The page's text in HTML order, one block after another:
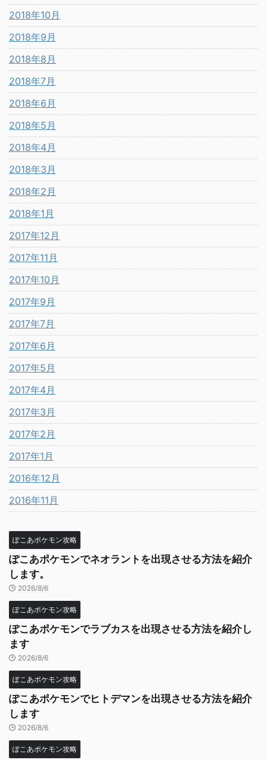
2018年10月
2018年9月
2018年8月
2018年7月
2018年6月
2018年5月
2018年4月
2018年3月
2018年2月
2018年1月
2017年12月
2017年11月
2017年10月
2017年9月
2017年7月
2017年6月
2017年5月
2017年4月
2017年3月
2017年2月
2017年1月
2016年12月
2016年11月
ぽこあポケモン攻略
ぽこあポケモンでネオラントを出現させる方法を紹介
します。
2026/8/6
ぽこあポケモン攻略
ぽこあポケモンでラブカスを出現させる方法を紹介し
ます
2026/8/6
ぽこあポケモン攻略
ぽこあポケモンでヒトデマンを出現させる方法を紹介
します
2026/8/6
ぽこあポケモン攻略